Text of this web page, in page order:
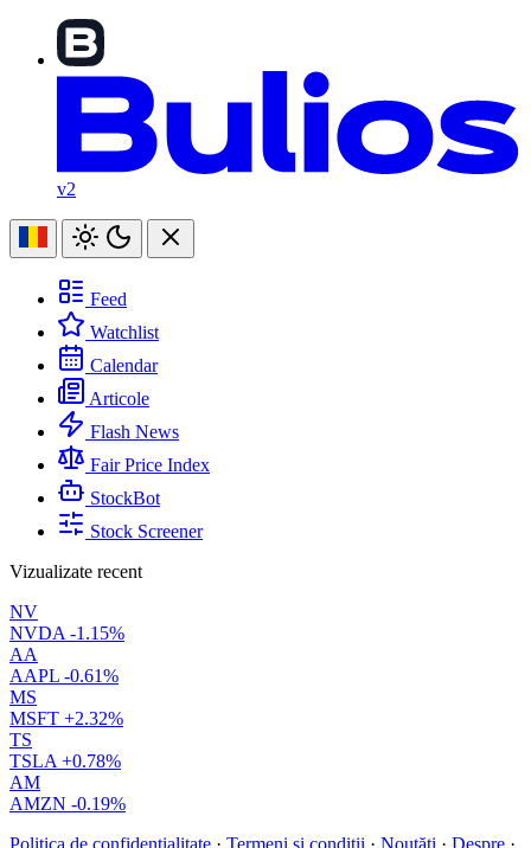
v2
Feed
Watchlist
Calendar
Articole
Flash News
Fair Price Index
StockBot
Stock Screener
Vizualizate recent
NV
NVDA -1.15%
AA
AAPL -0.61%
MS
MSFT +2.32%
TS
TSLA +0.78%
AM
AMZN -0.19%